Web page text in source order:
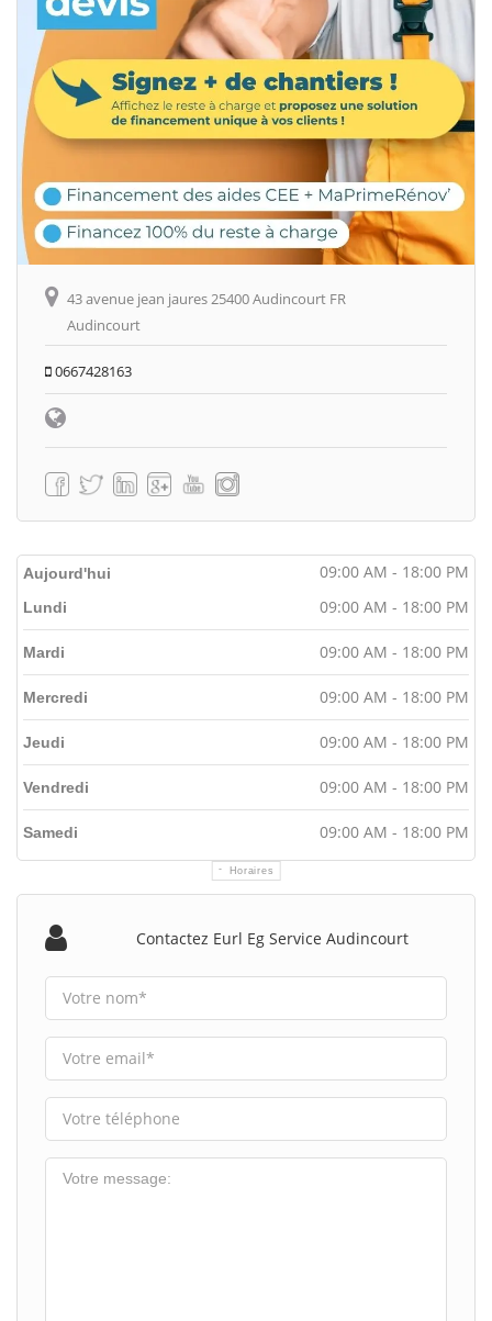
43 avenue jean jaures 25400 Audincourt FR
Audincourt
0667428163
Aujourd'hui 09:00 AM - 18:00 PM
Horaires
Lundi 09:00 AM - 18:00 PM
Mardi 09:00 AM - 18:00 PM
Mercredi 09:00 AM - 18:00 PM
Jeudi 09:00 AM - 18:00 PM
Vendredi 09:00 AM - 18:00 PM
Samedi 09:00 AM - 18:00 PM
Contactez Eurl Eg Service Audincourt